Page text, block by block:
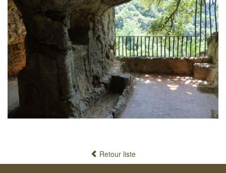
Retour liste